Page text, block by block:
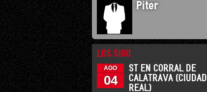
Piter
LOS SIGO
AGO
04
ST EN CORRAL DE
CALATRAVA (CIUDAD
REAL)